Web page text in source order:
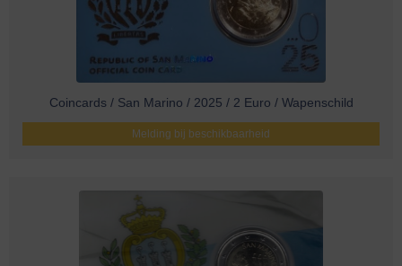
Coincards / San Marino / 2025 / 2 Euro / Wapenschild
Melding bij beschikbaarheid